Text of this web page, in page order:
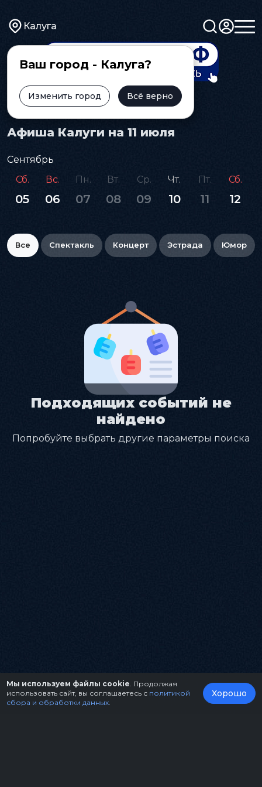
Калуга
Ваш город - Калуга?
Изменить город Всё верно
Главная Афиша
Афиша Калуги на 11 июля
Сентябрь
Сб.
05
Вс.
06
Пн.
07
Вт.
08
Ср.
09
Чт.
10
Пт.
11
Сб.
12
Все Спектакль Концерт Эстрада Юмор
Подходящих событий не
найдено
Попробуйте выбрать другие параметры поиска
Мы используем файлы cookie . Продолжая
использовать сайт, вы соглашаетесь с политикой
сбора и обработки данных
Хорошо